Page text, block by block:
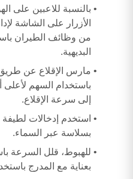
بالنسبة للاعبين على
الأزرار على الشاشة
من وظائف الطيران
البديهية.
مارس الإقلاع عن طريق
باستخدام السهم
إلى سرعة الإقلاع.
استخدم إدخالات لطيفة
بسلاسة عبر السماء.
للهبوط، قلل السرعة
بعناية مع المدرج